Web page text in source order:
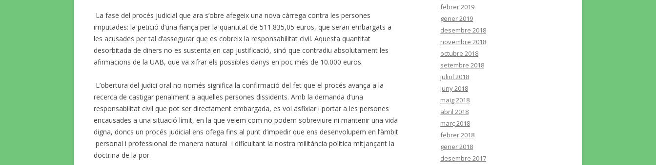
La fase del procés judicial que ara s’obre afegeix una nova càrrega contra les persones
imputades: la petició d’una fiança per la quantitat de 511.835,05 euros, que seran embargats a
les acusades per tal d’assegurar que es cobreix la responsabilitat civil. Aquesta quantitat
desorbitada de diners no es sustenta en cap justificació, sinó que contradiu absolutament les
afirmacions de la UAB, que va xifrar els possibles danys en poc més de 10.000 euros.
L’obertura del judici oral no només significa la confirmació del fet que el procés avança a la
recerca de castigar penalment a aquelles persones dissidents. Amb la demanda d’una
responsabilitat civil que pot ser directament embargada, es vol asfixiar i portar a les persones
encausades a una situació límit, en la que veiem com no podem sobreviure ni mantenir una vida
digna, doncs un procés judicial ens ofega fins al punt d’impedir que ens desenvolupem en l’àmbit
personal i professional de manera natural i dificultant la nostra militància política mitjançant la
doctrina de la por.
febrer 2019
gener 2019
desembre 2018
novembre 2018
octubre 2018
setembre 2018
juliol 2018
juny 2018
maig 2018
abril 2018
març 2018
febrer 2018
gener 2018
desembre 2017